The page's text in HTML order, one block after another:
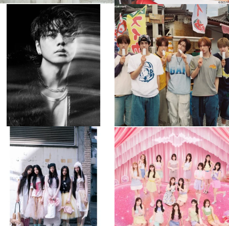
musicjapantv
💡8月特番放送決定！
...
8月 4
397 0
musicjapantv
💡8月特番放送決定！
...
8月 4
6 0
musicjapantv
💡8月特番放送決定！
8月 4
2 0
musicjapantv
💡8月特番放送決定！
...
8月 4
2 0